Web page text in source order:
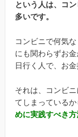
という人は、コ
多いです。
コンビニで何気
にも関わらずお
日行く人で、お
それは、コンビ
てしまっているか
めに実践すべき方